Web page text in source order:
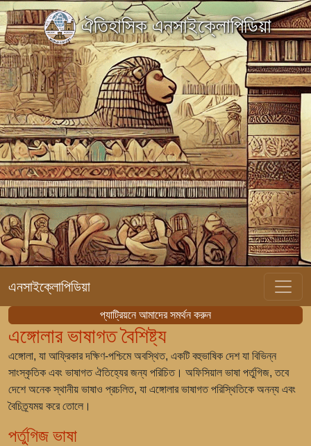
ঐতিহাসিক এনসাইক্লোপিডিয়া
এনসাইক্লোপিডিয়া
প্যাট্রিয়নে আমাদের সমর্থন করুন
এঙ্গোলার ভাষাগত বৈশিষ্ট্য
এঙ্গোলা, যা আফ্রিকার দক্ষিণ-পশ্চিমে অবস্থিত, একটি বহুভাষিক দেশ যা বিভিন্ন
সাংস্কৃতিক এবং ভাষাগত ঐতিহ্যের জন্য পরিচিত। অফিসিয়াল ভাষা পর্তুগিজ, তবে
দেশে অনেক স্থানীয় ভাষাও প্রচলিত, যা এঙ্গোলার ভাষাগত পরিস্থিতিকে অনন্য এবং
বৈচিত্র্যময় করে তোলে।
পর্তুগিজ ভাষা